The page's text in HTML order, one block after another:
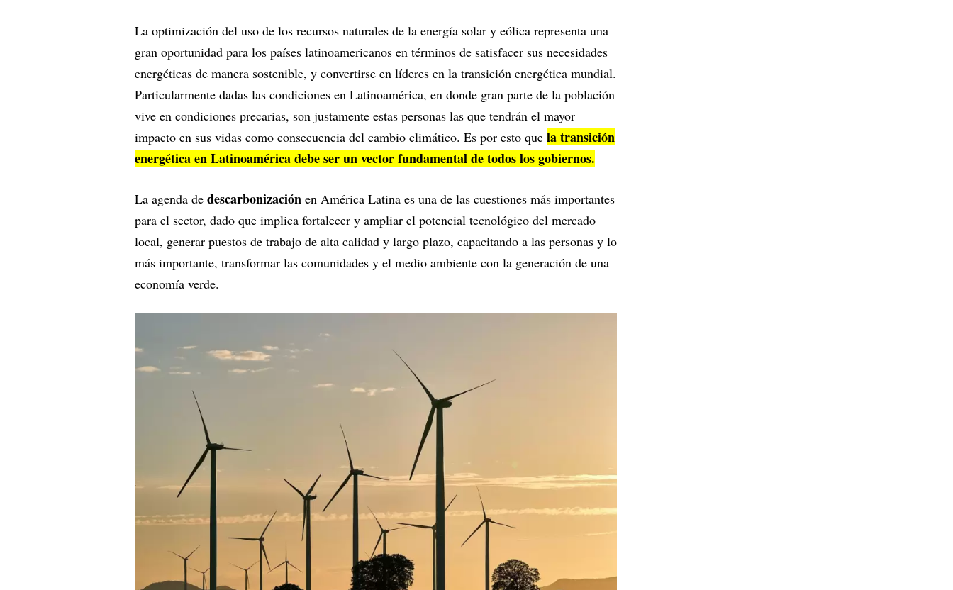
La optimización del uso de los recursos naturales de la energía solar y eólica representa una
gran oportunidad para los países latinoamericanos en términos de satisfacer sus necesidades
energéticas de manera sostenible, y convertirse en líderes en la transición energética mundial.
Particularmente dadas las condiciones en Latinoamérica, en donde gran parte de la población
vive en condiciones precarias, son justamente estas personas las que tendrán el mayor
impacto en sus vidas como consecuencia del cambio climático. Es por esto que la transición
energética en Latinoamérica debe ser un vector fundamental de todos los gobiernos.
La agenda de descarbonización en América Latina es una de las cuestiones más importantes
para el sector, dado que implica fortalecer y ampliar el potencial tecnológico del mercado
local, generar puestos de trabajo de alta calidad y largo plazo, capacitando a las personas y lo
más importante, transformar las comunidades y el medio ambiente con la generación de una
economía verde.